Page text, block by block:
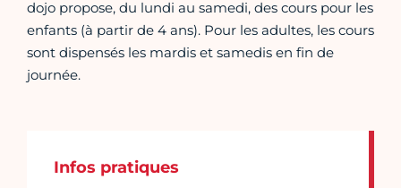
dojo propose, du lundi au samedi, des cours pour les
enfants (à partir de 4 ans). Pour les adultes, les cours
sont dispensés les mardis et samedis en fin de
journée.
Infos pratiques